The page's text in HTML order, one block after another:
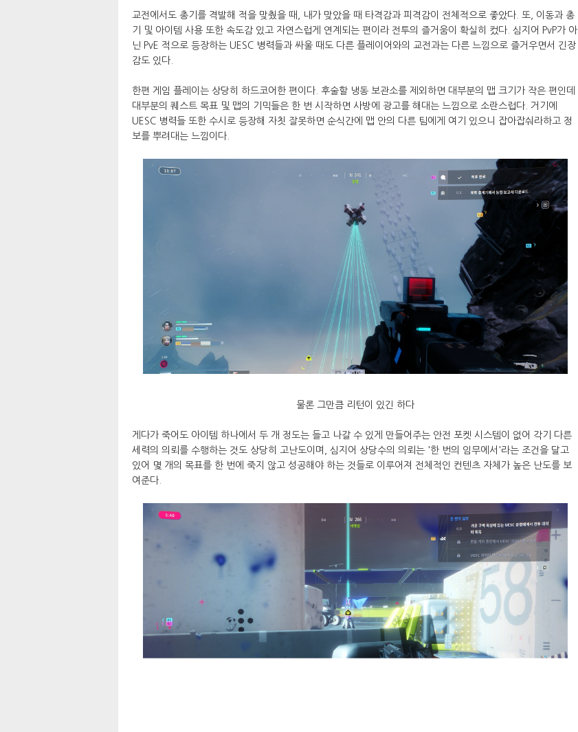
교전에서도 총기를 격발해 적을 맞췄을 때, 내가 맞았을 때 타격감과 피격감이 전체적으로 좋았다. 또, 이동과 총
기 및 아이템 사용 또한 속도감 있고 자연스럽게 연계되는 편이라 전투의 즐거움이 확실히 컸다. 심지어 PvP가 아
닌 PvE 적으로 등장하는 UESC 병력들과 싸울 때도 다른 플레이어와의 교전과는 다른 느낌으로 즐거우면서 긴장
감도 있다.
한편 게임 플레이는 상당히 하드코어한 편이다. 후술할 냉동 보관소를 제외하면 대부분의 맵 크기가 작은 편인데
대부분의 퀘스트 목표 및 맵의 기믹들은 한 번 시작하면 사방에 광고를 해대는 느낌으로 소란스럽다. 거기에
UESC 병력들 또한 수시로 등장해 자칫 잘못하면 순식간에 맵 안의 다른 팀에게 여기 있으니 잡아잡숴라하고 정
보를 뿌려대는 느낌이다.
물론 그만큼 리턴이 있긴 하다
게다가 죽어도 아이템 하나에서 두 개 정도는 들고 나갈 수 있게 만들어주는 안전 포켓 시스템이 없어 각기 다른
세력의 의뢰를 수행하는 것도 상당히 고난도이며, 심지어 상당수의 의뢰는 '한 번의 임무에서'라는 조건을 달고
있어 몇 개의 목표를 한 번에 죽지 않고 성공해야 하는 것들로 이루어져 전체적인 컨텐츠 자체가 높은 난도를 보
여준다.